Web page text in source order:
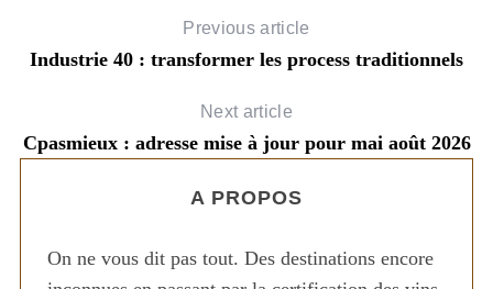
Previous article
Industrie 40 : transformer les process traditionnels
Next article
Cpasmieux : adresse mise à jour pour mai août 2026
A PROPOS
On ne vous dit pas tout. Des destinations encore